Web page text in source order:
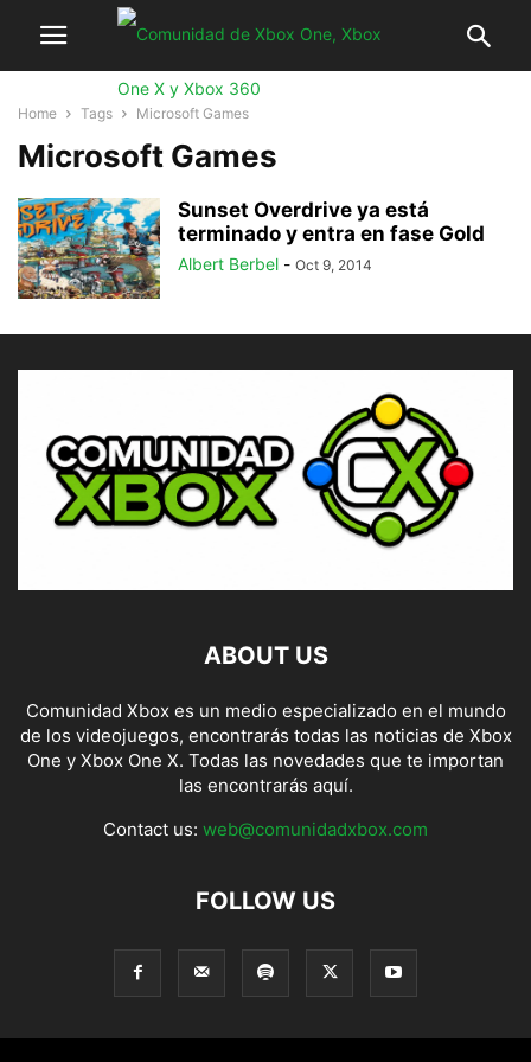
Home Tags Microsoft Games
Microsoft Games
Sunset Overdrive ya está
terminado y entra en fase Gold
Albert Berbel - Oct 9, 2014
ABOUT US
Comunidad Xbox es un medio especializado en el mundo
de los videojuegos, encontrarás todas las noticias de Xbox
One y Xbox One X. Todas las novedades que te importan
las encontrarás aquí.
Contact us: web@comunidadxbox.com
FOLLOW US